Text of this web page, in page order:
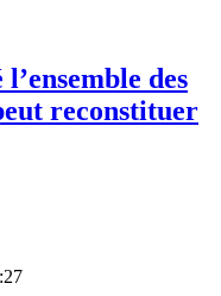
des
reconstituer